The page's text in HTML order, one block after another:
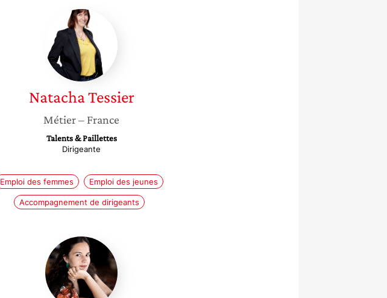
Natacha
Tessier
NatachaTessier
Métier– France
Talents & Paillettes
Dirigeante
Emploi des femmes Emploi des jeunes
Accompagnement de dirigeants
Gabrielle
Légeret